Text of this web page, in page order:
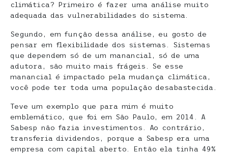
climática? Primeiro é fazer uma análise muito
adequada das vulnerabilidades do sistema.
Segundo, em função dessa análise, eu gosto de
pensar em flexibilidade dos sistemas. Sistemas
que dependem só de um manancial, só de uma
adutora, são muito mais frágeis. Se esse
manancial é impactado pela mudança climática,
você pode ter toda uma população desabastecida.
Teve um exemplo que para mim é muito
emblemático, que foi em São Paulo, em 2014. A
Sabesp não fazia investimentos. Ao contrário,
transferia dividendos, porque a Sabesp era uma
empresa com capital aberto. Então ela tinha 49%